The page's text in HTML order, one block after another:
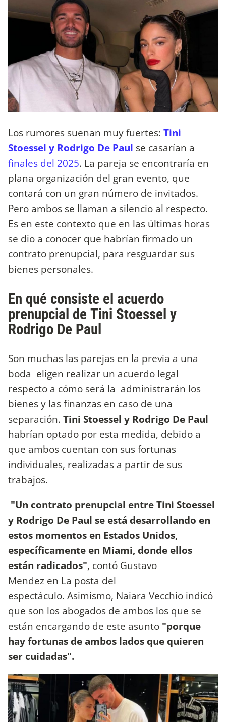
Los rumores suenan muy fuertes: Tini
Stoessel y Rodrigo De Paul se casarían a
finales del 2025. La pareja se encontraría en
plana organización del gran evento, que
contará con un gran número de invitados.
Pero ambos se llaman a silencio al respecto.
Es en este contexto que en las últimas horas
se dio a conocer que habrían firmado un
contrato prenupcial, para resguardar sus
bienes personales.
En qué consiste el acuerdo
prenupcial de Tini Stoessel y
Rodrigo De Paul
Son muchas las parejas en la previa a una
boda eligen realizar un acuerdo legal
respecto a cómo será la administrarán los
bienes y las finanzas en caso de una
separación. Tini Stoessel y Rodrigo De Paul
habrían optado por esta medida, debido a
que ambos cuentan con sus fortunas
individuales, realizadas a partir de sus
trabajos.
"Un contrato prenupcial entre Tini Stoessel
y Rodrigo De Paul se está desarrollando en
estos momentos en Estados Unidos,
específicamente en Miami, donde ellos
están radicados", contó Gustavo
Mendez en La posta del
espectáculo. Asimismo, Naiara Vecchio indicó
que son los abogados de ambos los que se
están encargando de este asunto "porque
hay fortunas de ambos lados que quieren
ser cuidadas".